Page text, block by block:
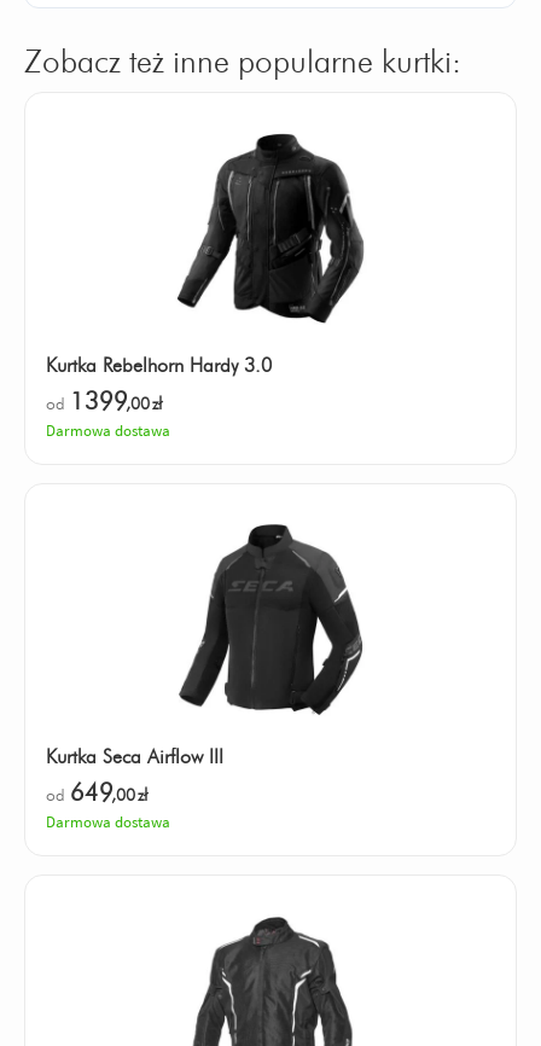
Zobacz też inne popularne kurtki:
Kurtka Rebelhorn Hardy 3.0
od 1399,00zł
Darmowa dostawa
Kurtka Seca Airflow III
od 649,00zł
Darmowa dostawa